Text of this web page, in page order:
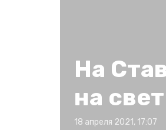
На
на
18 апреля 2021, 17:07